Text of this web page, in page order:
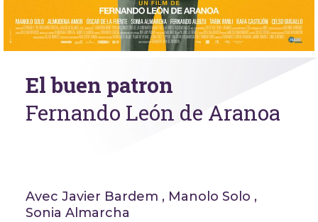
El buen patron
Fernando León de Aranoa
Avec Javier Bardem , Manolo Solo ,
Sonia Almarcha